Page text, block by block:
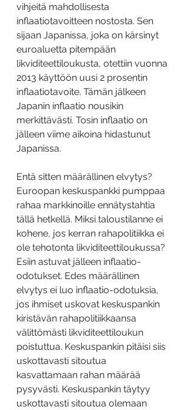
vihjeitä mahdollisesta
inflaatiotavoitteen nostosta. Sen
sijaan Japanissa, joka on kärsinyt
euroaluetta pitempään
likviditeettiloukusta, otettiin vuonna
2013 käyttöön uusi 2 prosentin
inflaatiotavoite. Tämän jälkeen
Japanin inflaatio nousikin
merkittävästi. Tosin inflaatio on
jälleen viime aikoina hidastunut
Japanissa.
Entä sitten määrällinen elvytys?
Euroopan keskuspankki pumppaa
rahaa markkinoille ennätystahtia
tällä hetkellä. Miksi taloustilanne ei
kohene, jos kerran rahapolitiikka ei
ole tehotonta likviditeettiloukussa?
Esiin astuvat jälleen inflaatio-
odotukset. Edes määrällinen
elvytys ei luo inflaatio-odotuksia,
jos ihmiset uskovat keskuspankin
kiristävän rahapolitiikkaansa
välittömästi likviditeettiloukun
poistuttua. Keskuspankin pitäisi siis
uskottavasti sitoutua
kasvattamaan rahan määrää
pysyvästi. Keskuspankin täytyy
uskottavasti sitoutua olemaan